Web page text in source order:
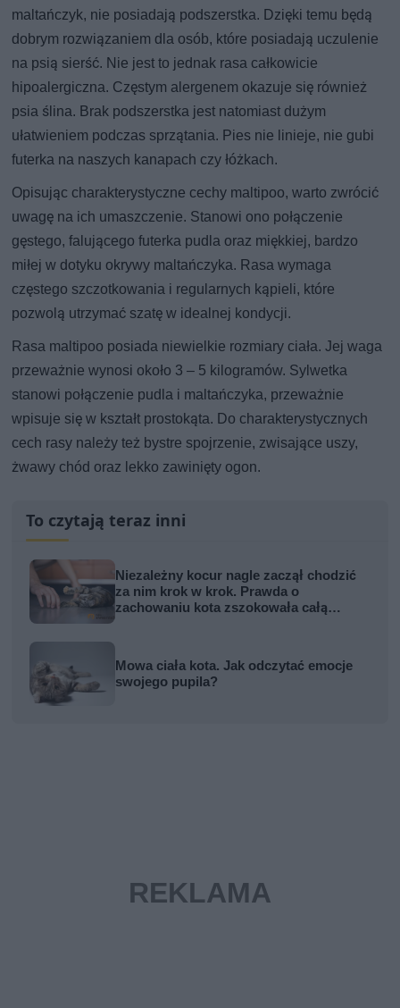
maltańczyk, nie posiadają podszerstka. Dzięki temu będą
dobrym rozwiązaniem dla osób, które posiadają uczulenie
na psią sierść. Nie jest to jednak rasa całkowicie
hipoalergiczna. Częstym alergenem okazuje się również
psia ślina. Brak podszerstka jest natomiast dużym
ułatwieniem podczas sprzątania. Pies nie linieje, nie gubi
futerka na naszych kanapach czy łóżkach.
Opisując charakterystyczne cechy maltipoo, warto zwrócić
uwagę na ich umaszczenie. Stanowi ono połączenie
gęstego, falującego futerka pudla oraz miękkiej, bardzo
miłej w dotyku okrywy maltańczyka. Rasa wymaga
częstego szczotkowania i regularnych kąpieli, które
pozwolą utrzymać szatę w idealnej kondycji.
Rasa maltipoo posiada niewielkie rozmiary ciała. Jej waga
przeważnie wynosi około 3 – 5 kilogramów. Sylwetka
stanowi połączenie pudla i maltańczyka, przeważnie
wpisuje się w kształt prostokąta. Do charakterystycznych
cech rasy należy też bystre spojrzenie, zwisające uszy,
żwawy chód oraz lekko zawinięty ogon.
To czytają teraz inni
Niezależny kocur nagle zaczął chodzić
za nim krok w krok. Prawda o
zachowaniu kota zszokowała całą
Mowa ciała kota. Jak odczytać emocje
swojego pupila?